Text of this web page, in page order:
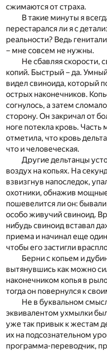
сжимаются от страха.
В такие минуты я
перестарался ли я с
реальности? Ведь
– мне совсем не нужны.
Не сбавляя скорости,
копий. Быстрый – да.
видел свиноида, который
острых наконечников.
согнулось, а затем
сторону. Он закричал от
ноге потекла кровь. Часть
отметила, что кровь
что и человеческая.
Другие дельтанцы
воздух на копьях. На
взвизгнув напоследок,
охотники, обнажив
пошевелится ли он:
особо живучий свиноид.
нибудь свиноид вставал
приема и начинал еще
чтобы его застигли
Берни с копьем и
вытянувшись как можно
наконечником копья в
тогда он повернулся к
Не в буквальном
эквивалентом ухмылки
уже так привык к жестам
их на подсознательном
программа-переводчик,